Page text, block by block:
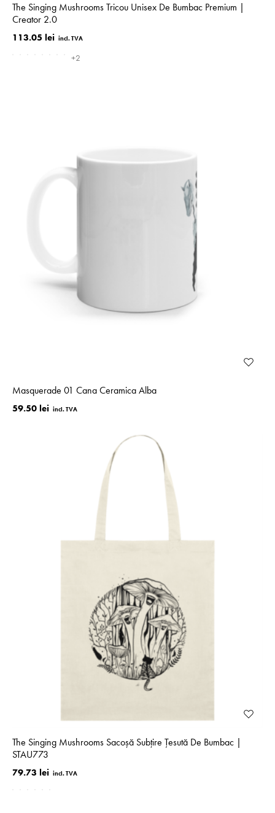
The Singing Mushrooms Tricou Unisex De Bumbac Premium |
Creator 2.0
113.05 lei
+2
Masquerade 01 Cana Ceramica Alba
59.50 lei
The Singing Mushrooms Sacoșă Subțire Țesută De Bumbac |
STAU773
79.73 lei